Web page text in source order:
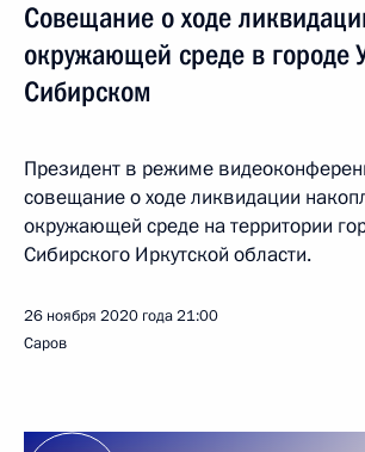
Совещание о ходе
окружающей среде в городе
Сибирском
Президент в режиме
совещание о ходе ликвидации
окружающей среде на территории
Сибирского Иркутской области.
26 ноября 2020 года21:00
Саров